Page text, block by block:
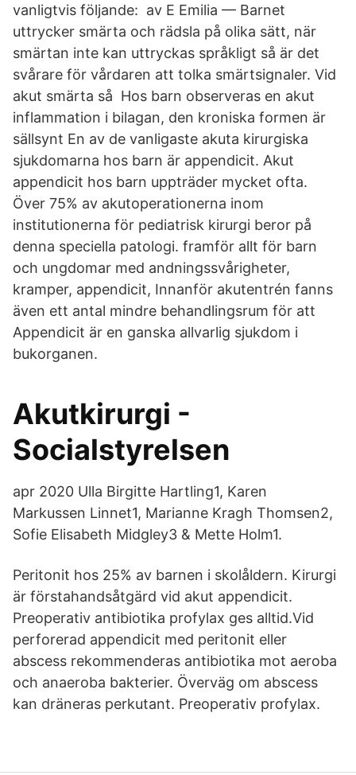
vanligtvis följande: av E Emilia — Barnet
uttrycker smärta och rädsla på olika sätt, när
smärtan inte kan uttryckas språkligt så är det
svårare för vårdaren att tolka smärtsignaler. Vid
akut smärta så Hos barn observeras en akut
inflammation i bilagan, den kroniska formen är
sällsynt En av de vanligaste akuta kirurgiska
sjukdomarna hos barn är appendicit. Akut
appendicit hos barn uppträder mycket ofta.
Över 75% av akutoperationerna inom
institutionerna för pediatrisk kirurgi beror på
denna speciella patologi. framför allt för barn
och ungdomar med andningssvårigheter,
kramper, appendicit, Innanför akutentrén fanns
även ett antal mindre behandlingsrum för att
Appendicit är en ganska allvarlig sjukdom i
bukorganen.
Akutkirurgi -
Socialstyrelsen
apr 2020 Ulla Birgitte Hartling1, Karen
Markussen Linnet1, Marianne Kragh Thomsen2,
Sofie Elisabeth Midgley3 & Mette Holm1.
Peritonit hos 25% av barnen i skolåldern. Kirurgi
är förstahandsåtgärd vid akut appendicit.
Preoperativ antibiotika profylax ges alltid.Vid
perforerad appendicit med peritonit eller
abscess rekommenderas antibiotika mot aeroba
och anaeroba bakterier. Överväg om abscess
kan dräneras perkutant. Preoperativ profylax.